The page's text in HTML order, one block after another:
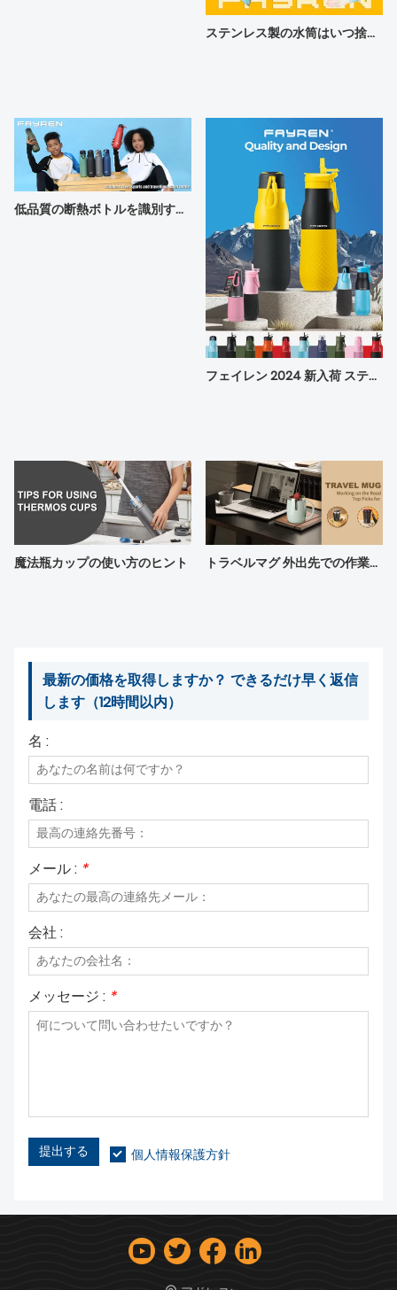
ステンレス製の水筒はいつ捨てるべきですか?
低品質の断熱ボトルを識別するにはどうすればよいですか?
フェイレン 2024 新入荷 ステンレス魔法びん
魔法瓶カップの使い方のヒント トラベルマグ 外出先での作業に最適なアイテム
最新の価格を取得しますか？ できるだけ早く返信
します（12時間以内）
名 :
電話 :
メール : *
会社 :
メッセージ : *
提出する 個人情報保護方針